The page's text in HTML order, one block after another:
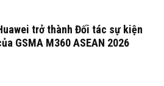
trở thành Đối tác sự kiện
GSMA M360 ASEAN 2026